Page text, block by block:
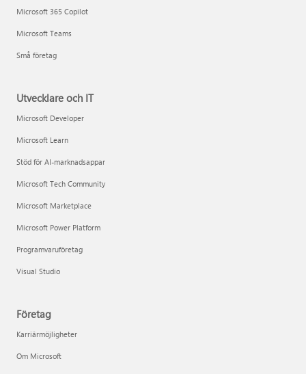
Microsoft 365 Copilot
Microsoft Teams
Små företag
Utvecklare och IT
Microsoft Developer
Microsoft Learn
Stöd för AI-marknadsappar
Microsoft Tech Community
Microsoft Marketplace
Microsoft Power Platform
Programvaruföretag
Visual Studio
Företag
Karriärmöjligheter
Om Microsoft